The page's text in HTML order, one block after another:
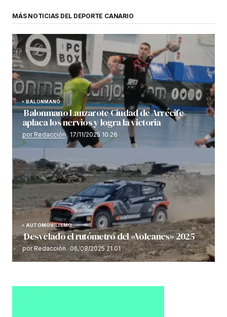
MÁS NOTICIAS DEL DEPORTE CANARIO
BALONMANO
Balonmano Lanzarote Ciudad de Arrecife
aplaca los nervios y logra la victoria
por Redacción 17/11/2025 10:26
AUTOMOVILISMO
Desvelado el rutómetro del «Volcanes» 2025
por Redacción 06/08/2025 21:01